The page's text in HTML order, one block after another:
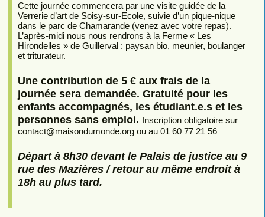
Cette journée commencera par une visite guidée de la
Verrerie d’art de Soisy-sur-Ecole, suivie d’un pique-nique
dans le parc de Chamarande (venez avec votre repas).
L’après-midi nous nous rendrons à la Ferme « Les
Hirondelles » de Guillerval : paysan bio, meunier, boulanger
et triturateur.
Une contribution de 5 € aux frais de la
journée sera demandée. Gratuité pour les
enfants accompagnés, les étudiant.e.s et les
personnes sans emploi. Inscription obligatoire sur
contact@maisondumonde.org ou au 01 60 77 21 56
Départ à 8h30 devant le Palais de justice au 9
rue des Mazières / retour au même endroit à
18h au plus tard.